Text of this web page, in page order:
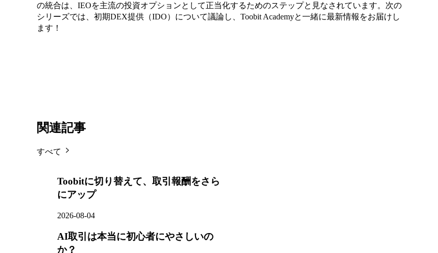
の統合は、IEOを主流の投資オプションとして正当化するためのステップと見なされています。次の
シリーズでは、初期DEX提供（IDO）について議論し、Toobit Academyと一緒に最新情報をお届けし
ます！
関連記事
すべて
Toobitに切り替えて、取引報酬をさら
にアップ
2026-08-04
AI取引は本当に初心者にやさしいの
か？